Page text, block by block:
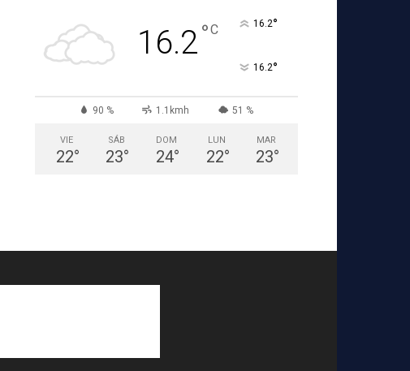
16.2°C 16.2°
16.2°
90 % 1.1kmh 51 %
VIE
22°
SÁB
23°
DOM
24°
LUN
22°
MAR
23°